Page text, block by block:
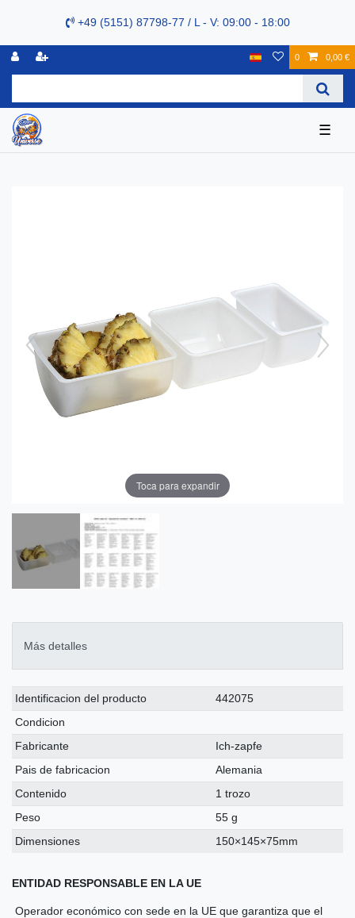
+49 (5151) 87798-77 / L - V: 09:00 - 18:00
0 0,00 €
☰
Toca para expandir
Más detalles
Ceres::Template.singleItemTechnicalDataAttribute
Ceres::Template.singleItemTechnicalDataValue
Identificacion del producto
442075
Condicion
Fabricante
Ich-zapfe
Pais de fabricacion
Alemania
Contenido
1 trozo
Peso
55 g
Dimensiones
150×145×75mm
ENTIDAD RESPONSABLE EN LA UE
Operador económico con sede en la UE que garantiza que el